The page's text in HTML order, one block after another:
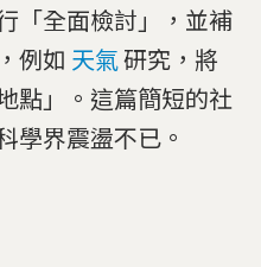
「全面檢討」，並補
例如 天氣研究，將
點」。這篇簡短的社
學界震盪不已。